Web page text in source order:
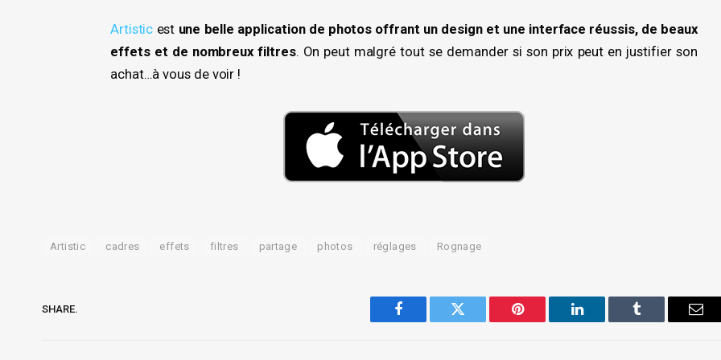
Artistic est une belle application de photos offrant un design et une interface réussis, de beaux
effets et de nombreux filtres. On peut malgré tout se demander si son prix peut en justifier son
achat…à vous de voir !
Artistic cadres effets filtres partage photos réglages Rognage
SHARE.
Facebook Twitter Pinterest LinkedIn Tumblr